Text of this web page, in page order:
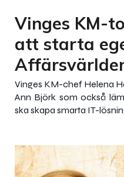
Vinges KM-
att starta
Vinges KM-chef Helena
Ann Björk som också
ska skapa smarta IT-